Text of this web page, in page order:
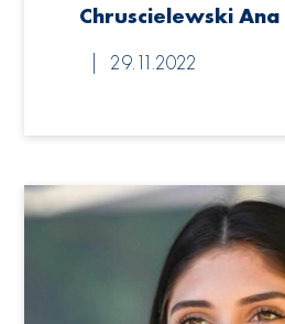
Chruscielewski
29.11.2022